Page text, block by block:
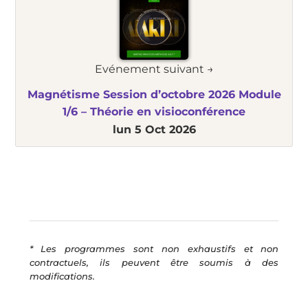
Evénement suivant →
Magnétisme Session d’octobre 2026 Module
1/6 – Théorie en visioconférence
lun 5 Oct 2026
* Les programmes sont non exhaustifs et non
contractuels, ils peuvent être soumis à des
modifications.